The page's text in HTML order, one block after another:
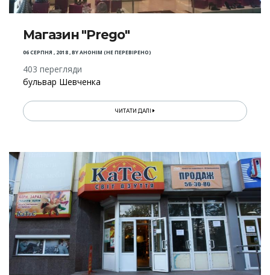
Магазин "Prego"
06 СЕРПНЯ , 2018,BYАНОНІМ (НЕ ПЕРЕВІРЕНО)
403 перегляди
бульвар Шевченка
ЧИТАТИ ДАЛІ